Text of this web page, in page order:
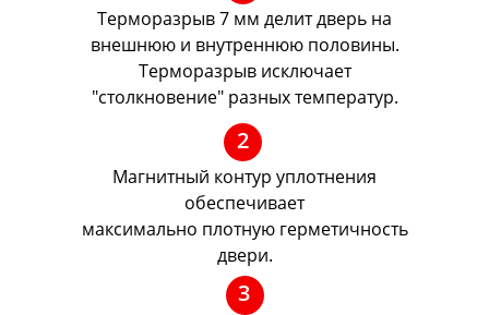
Терморазрыв 7 мм делит дверь на
внешнюю и внутреннюю половины.
Терморазрыв исключает
"столкновение" разных температур.
Магнитный контур уплотнения
обеспечивает
максимально плотную герметичность
двери.
2
3